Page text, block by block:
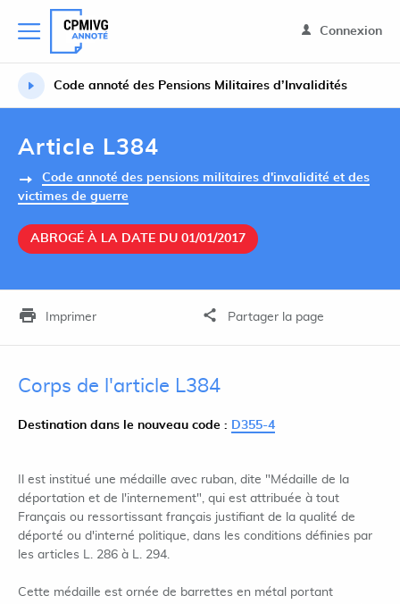
Connexion
Code annoté des Pensions Militaires d’Invalidités
Article L384
Code annoté des pensions militaires d'invalidité et des
victimes de guerre
ABROGÉ À LA DATE DU 01/01/2017
Imprimer Partager la page
Corps de l'article L384
Destination dans le nouveau code : D355-4
Il est institué une médaille avec ruban, dite "Médaille de la
déportation et de l'internement", qui est attribuée à tout
Français ou ressortissant français justifiant de la qualité de
déporté ou d'interné politique, dans les conditions définies par
les articles L. 286 à L. 294.
Cette médaille est ornée de barrettes en métal portant